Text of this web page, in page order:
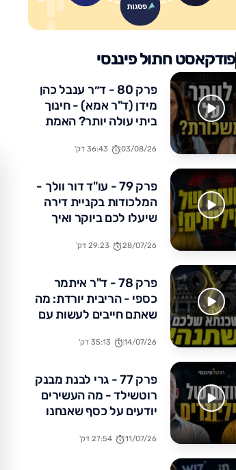
פודקאסט חתול פיננסי
פרק 80 - ד״ר ענבל כהן
מידן (ד"ר אמא) - חינוך
ביתי עולה יותר? האמת
עליה
03/08/26 36:43 דק'
פרק 79 - עו"ד דור וולך -
המלכודות בקניית דירה
שיעלו לכם ביוקר ואיך
28/07/26 29:23 דק'
פרק 78 - ד"ר איתמר
כספי - הריבית יורדת: מה
שאתם חייבים לעשות עם
14/07/26 35:13 דק'
פרק 77 - גרי לבנת מבנק
רוטשילד - מה העשירים
יודעים על כסף שאנחנו
11/07/26 27:54 דק'